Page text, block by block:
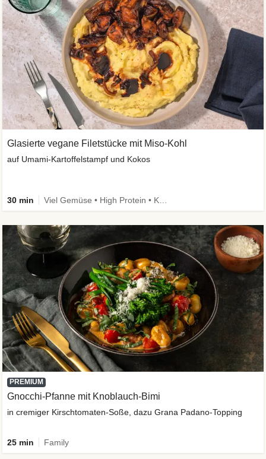
Glasierte vegane Filetstücke mit Miso-Kohl
auf Umami-Kartoffelstampf und Kokos
30 min
PREMIUM
Gnocchi-Pfanne mit Knoblauch-Bimi
in cremiger Kirschtomaten-Soße, dazu Grana Padano-Topping
25 min Family